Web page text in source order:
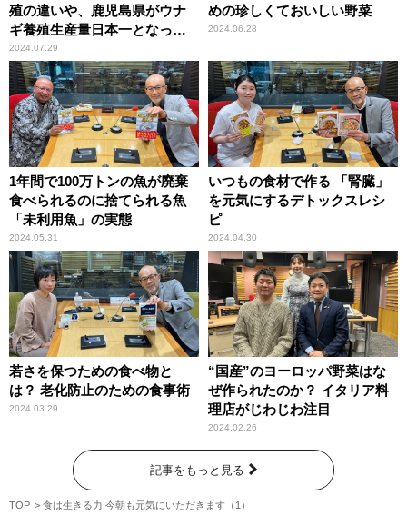
殖の違いや、鹿児島県がウナ
ギ養殖生産量日本一となった
理由とは
2024.07.29
めの珍しくておいしい野菜
2024.06.28
1年間で100万トンの魚が廃棄
食べられるのに捨てられる魚
「未利用魚」の実態
2024.05.31
いつもの食材で作る 「腎臓」
を元気にするデトックスレシ
ピ
2024.04.30
若さを保つための食べ物と
は？ 老化防止のための食事術
2024.03.29
“国産”のヨーロッパ野菜はな
ぜ作られたのか？ イタリア料
理店がじわじわ注目
2024.02.26
記事をもっと見る
TOP 食は生きる力 今朝も元気にいただきます（1）